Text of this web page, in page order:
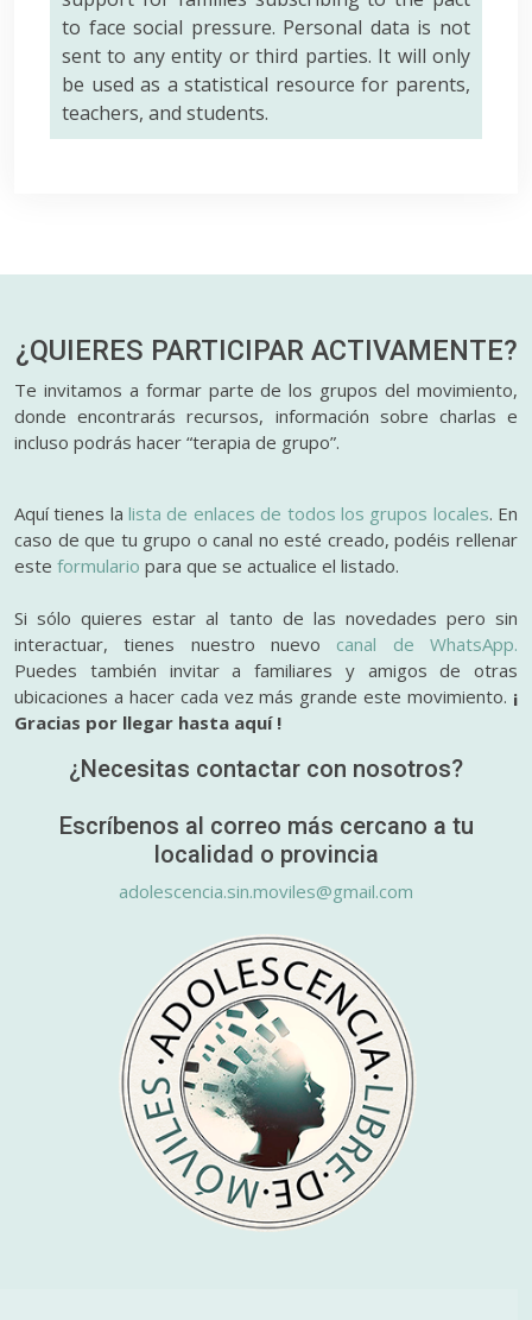
to face social pressure. Personal data is not
sent to any entity or third parties. It will only
be used as a statistical resource for parents,
teachers, and students.
¿QUIERES PARTICIPAR ACTIVAMENTE?
Te invitamos a formar parte de los grupos del movimiento,
donde encontrarás recursos, información sobre charlas e
incluso podrás hacer “terapia de grupo”.
Aquí tienes lalista de enlaces de todos los grupos locales. En
caso de que tu grupo o canal no esté creado, podéis rellenar
este formulario para que se actualice el listado.
Si sólo quieres estar al tanto de las novedades pero sin
interactuar, tienes nuestro nuevo canal de WhatsApp.
Puedes también invitar a familiares y amigos de otras
ubicaciones a hacer cada vez más grande este movimiento. ¡
Gracias por llegar hasta aquí !
¿Necesitas contactar con nosotros?
Escríbenos al correo más cercano a tu
localidad o provincia
adolescencia.sin.moviles@gmail.com